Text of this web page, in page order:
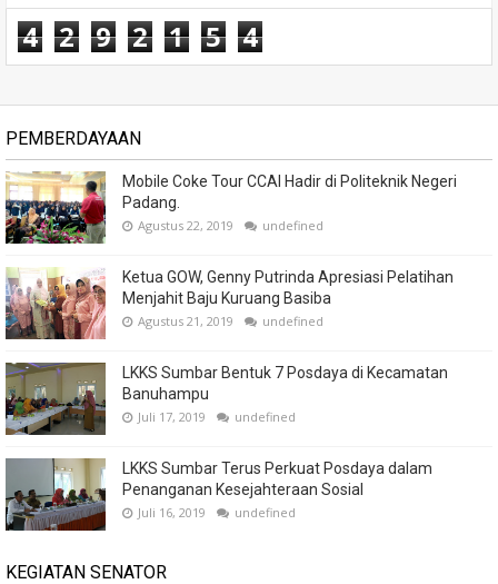
4 2 9 2 1 5 4
PEMBERDAYAAN
Mobile Coke Tour CCAI Hadir di Politeknik Negeri
Padang.
Agustus 22, 2019 undefined
Ketua GOW, Genny Putrinda Apresiasi Pelatihan
Menjahit Baju Kuruang Basiba
Agustus 21, 2019 undefined
LKKS Sumbar Bentuk 7 Posdaya di Kecamatan
Banuhampu
Juli 17, 2019 undefined
LKKS Sumbar Terus Perkuat Posdaya dalam
Penanganan Kesejahteraan Sosial
Juli 16, 2019 undefined
KEGIATAN SENATOR